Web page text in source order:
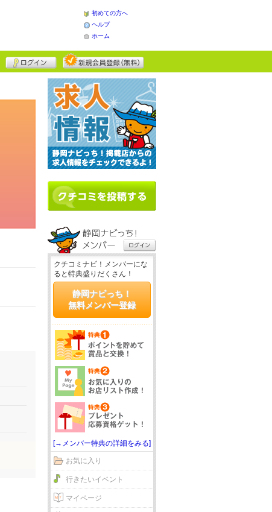
初めての方へ
ヘルプ
ホーム
クチコミナビ！メンバーにな
ると特典盛りだくさん！
静岡ナビっち！
無料メンバー登録
[→メンバー特典の詳細をみる]
お気に入り
行きたいイベント
マイページ